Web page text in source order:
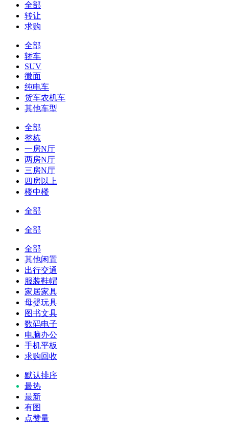
全部
转让
求购
全部
轿车
SUV
微面
纯电车
货车农机车
其他车型
全部
整栋
一房N厅
两房N厅
三房N厅
四房以上
楼中楼
全部
全部
全部
其他闲置
出行交通
服装鞋帽
家居家具
母婴玩具
图书文具
数码电子
电脑办公
手机平板
求购回收
默认排序
最热
最新
有图
点赞量